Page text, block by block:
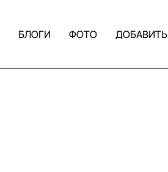
БЛОГИ ФОТО ДОБАВИТЬ